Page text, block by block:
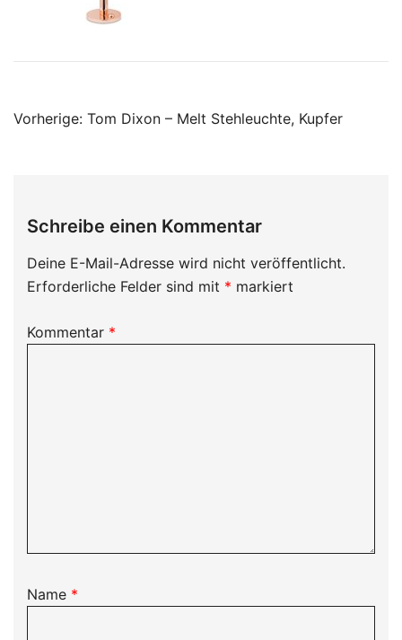
Beitragsnavigation
Vorherige: Tom Dixon – Melt Stehleuchte, Kupfer
Schreibe einen Kommentar
Deine E-Mail-Adresse wird nicht veröffentlicht.
Erforderliche Felder sind mit * markiert
Kommentar *
Name *